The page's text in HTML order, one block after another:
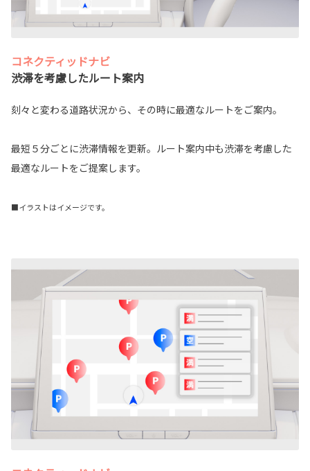
コネクティッドナビ
渋滞を考慮したルート案内
刻々と変わる道路状況から、その時に最適なルートをご案内。
最短５分ごとに渋滞情報を更新。ルート案内中も渋滞を考慮した
最適なルートをご提案します。
■イラストはイメージです。